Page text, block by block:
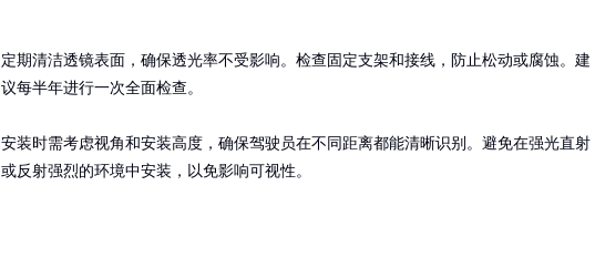
定期清洁透镜表面，确保透光率不受影响。检查固定支架和接线，防止松动或腐蚀。建
议每半年进行一次全面检查。
安装时需考虑视角和安装高度，确保驾驶员在不同距离都能清晰识别。避免在强光直射
或反射强烈的环境中安装，以免影响可视性。